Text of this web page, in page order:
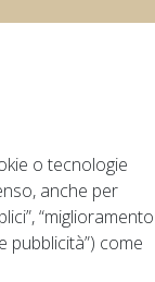
o tecnologie
anche per
“miglioramento
pubblicità”) come